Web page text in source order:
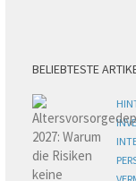
BELIEBTESTE